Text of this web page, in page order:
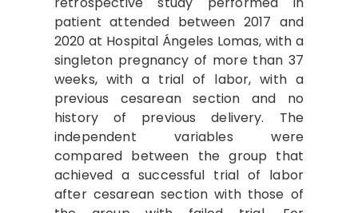
patient attended between 2017 and
2020 at Hospital Ángeles Lomas, with a
singleton pregnancy of more than 37
weeks, with a trial of labor, with a
previous cesarean section and no
history of previous delivery. The
independent variables were
compared between the group that
achieved a successful trial of labor
after cesarean section with those of